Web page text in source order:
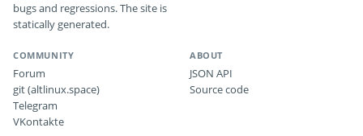
bugs and regressions. The site is
statically generated.
COMMUNITY
Forum
git (altlinux.space)
Telegram
VKontakte
ABOUT
JSON API
Source code